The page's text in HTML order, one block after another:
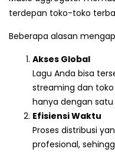
terdepan toko-toko
Beberapa alasan
Akses Global
Lagu Anda bisa
streaming dan
hanya dengan satu
Efisiensi Waktu
Proses distribusi
profesional,